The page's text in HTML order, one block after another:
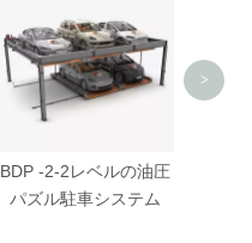
BDP -2-2レベルの油圧
パズル駐車システム
>